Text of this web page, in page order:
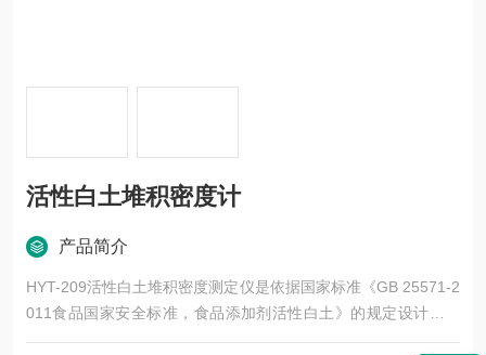
活性白土堆积密度计
产品简介
HYT-209活性白土堆积密度测定仪是依据国家标准《GB 25571-2
011食品国家安全标准，食品添加剂活性白土》的规定设计、生
产，适用于食品添加剂活性白土堆积密度的测定。同时也满足H